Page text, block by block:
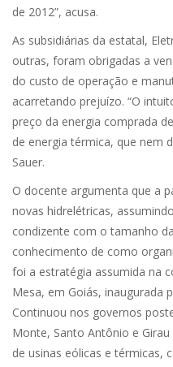
de 2012”, acusa.
As subsidiárias da estatal,
outras, foram obrigadas a
do custo de operação e
acarretando prejuízo. “O
preço da energia comprada
de energia térmica, que nem
Sauer.
O docente argumenta que a
novas hidrelétricas,
condizente com o tamanho
conhecimento de como
foi a estratégia assumida na
Mesa, em Goiás, inaugurada
Continuou nos governos
Monte, Santo Antônio e
de usinas eólicas e térmicas,